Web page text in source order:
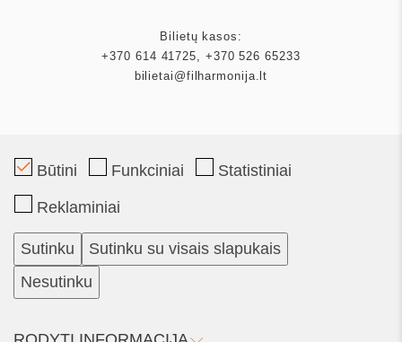
Bilietų kasos:
+370 614 41725, +370 526 65233
bilietai@filharmonija.lt
Mecenatas
Partneriai
Būtini Funkciniai Statistiniai
Reklaminiai
Sutinku
Sutinku su visais slapukais
Nesutinku